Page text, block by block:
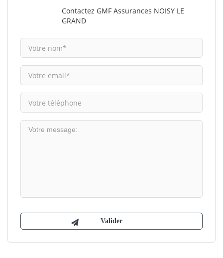
Contactez GMF Assurances NOISY LE
GRAND